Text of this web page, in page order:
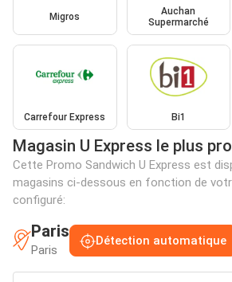
Migros
Auchan
Supermarché
Carrefour Express Bi1
Magasin U Express le plus
Cette Promo Sandwich U Express est
magasins ci-dessous en fonction de
configuré:
Paris
Paris
Détection automatique